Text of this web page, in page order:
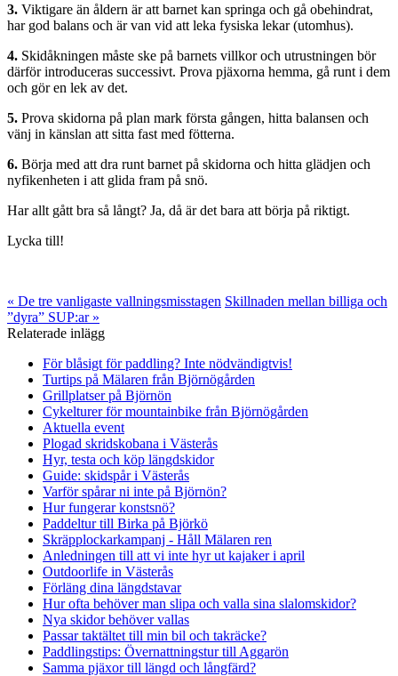
3. Viktigare än åldern är att barnet kan springa och gå obehindrat,
har god balans och är van vid att leka fysiska lekar (utomhus).
4. Skidåkningen måste ske på barnets villkor och utrustningen bör
därför introduceras successivt. Prova pjäxorna hemma, gå runt i dem
och gör en lek av det.
5. Prova skidorna på plan mark första gången, hitta balansen och
vänj in känslan att sitta fast med fötterna.
6. Börja med att dra runt barnet på skidorna och hitta glädjen och
nyfikenheten i att glida fram på snö.
Har allt gått bra så långt? Ja, då är det bara att börja på riktigt.
Lycka till!
« De tre vanligaste vallningsmisstagen Skillnaden mellan billiga och
”dyra” SUP:ar »
Relaterade inlägg
För blåsigt för paddling? Inte nödvändigtvis!
Turtips på Mälaren från Björnögården
Grillplatser på Björnön
Cykelturer för mountainbike från Björnögården
Aktuella event
Plogad skridskobana i Västerås
Hyr, testa och köp längdskidor
Guide: skidspår i Västerås
Varför spårar ni inte på Björnön?
Hur fungerar konstsnö?
Paddeltur till Birka på Björkö
Skräpplockarkampanj - Håll Mälaren ren
Anledningen till att vi inte hyr ut kajaker i april
Outdoorlife in Västerås
Förläng dina längdstavar
Hur ofta behöver man slipa och valla sina slalomskidor?
Nya skidor behöver vallas
Passar taktältet till min bil och takräcke?
Paddlingstips: Övernattningstur till Aggarön
Samma pjäxor till längd och långfärd?